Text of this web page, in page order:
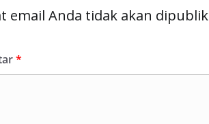
email Anda tidak akan
*